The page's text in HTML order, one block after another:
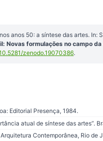
anos 50: a síntese das artes. In:
Novas formulações no campo
zenodo.19070386.
Editorial Presença, 1984.
atual de síntese das artes”.
Contemporânea, Rio de